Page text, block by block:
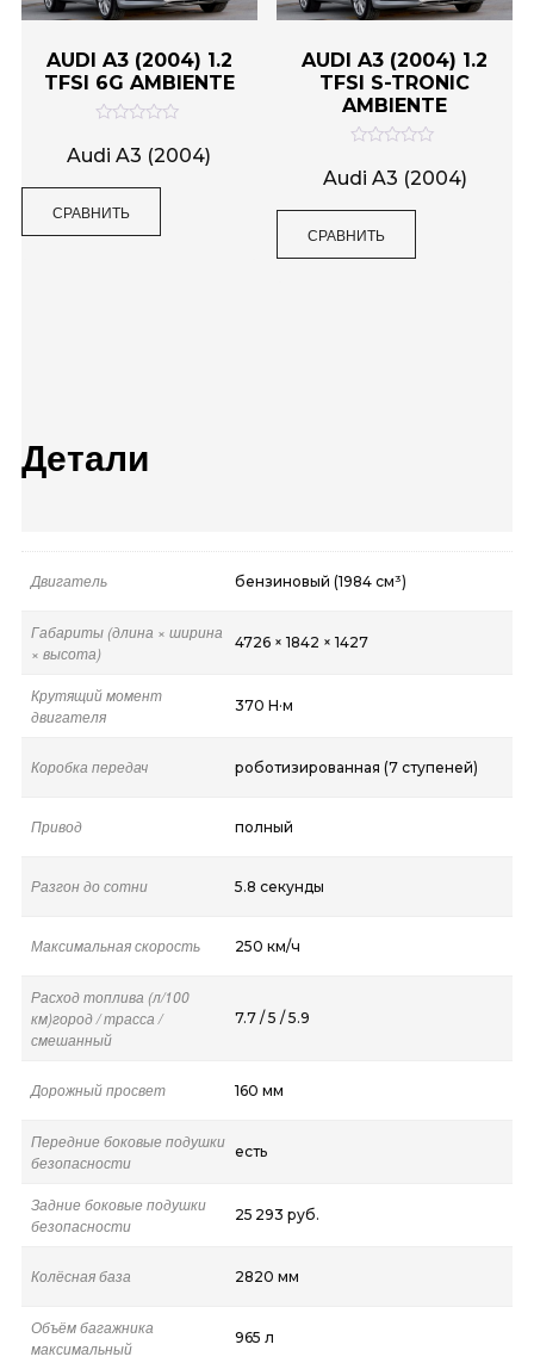
Детали
Двигатель бензиновый (1984 см³)
Габариты (длина × ширина
× высота)
4726 × 1842 × 1427
Крутящий момент
двигателя
370 Н·м
Коробка передач роботизированная (7 ступеней)
Привод полный
Разгон до сотни 5.8 секунды
Максимальная скорость 250 км/ч
Расход топлива (л/100
км)город / трасса /
смешанный
7.7 / 5 / 5.9
Дорожный просвет 160 мм
Передние боковые подушки
безопасности
есть
Задние боковые подушки
безопасности
25 293 руб.
Колёсная база 2820 мм
Объём багажника
максимальный
965 л
AUDI A3 (2004) 1.2
TFSI 6G AMBIENTE
ц
е
а
Audi A3 (2004)
СРАВНИТЬ
AUDI A3 (2004) 1.2
TFSI S-TRONIC
AMBIENTE
ц
е
а
Audi A3 (2004)
СРАВНИТЬ